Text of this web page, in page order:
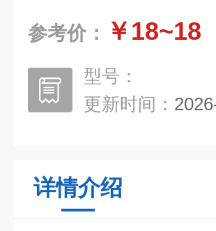
参考价： ￥18~18
型号：
更新时间：
详情介绍